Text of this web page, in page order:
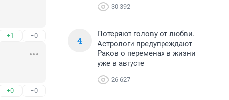
+1 –0
+0 –0
30 392
4
Потеряют голову от любви.
Астрологи предупреждают
Раков о переменах в жизни
уже в августе
26 627